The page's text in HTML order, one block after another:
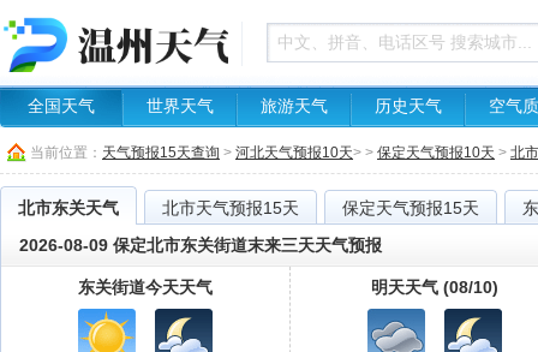
全国天气 世界天气 旅游天气 历史天气 空气
当前位置： 天气预报15天查询 > 河北天气预报10天> > 保定天气预报10天 > 北
北市东关天气 北市天气预报15天 保定天气预报15天
2026-08-09 保定北市东关街道末来三天天气预报
东关街道今天天气 明天天气 (08/10)